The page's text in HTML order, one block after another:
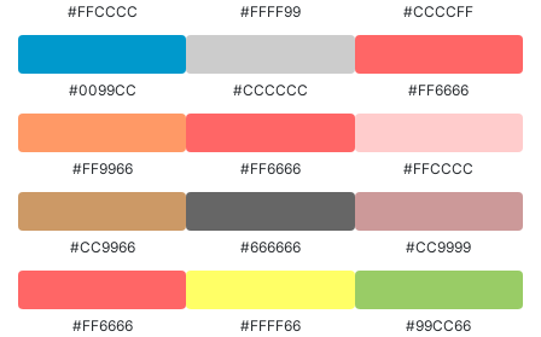
#FFCCCC #FFFF99 #CCCCFF
#0099CC #CCCCCC #FF6666
#FF9966 #FF6666 #FFCCCC
#CC9966 #666666 #CC9999
#FF6666 #FFFF66 #99CC66